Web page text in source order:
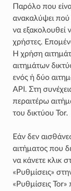
Παρόλο που
ανακαλύψει πού
να εξακολουθεί
χρήστες.
Η χρήση
αιτημάτων
ενός ή δύο
API. Στη
περαιτέρω
του δικτύου Tor.
Εάν δεν
αιτήματος που
να κάνετε κλικ
«Ρυθμίσεις»
«Ρυθμίσεις